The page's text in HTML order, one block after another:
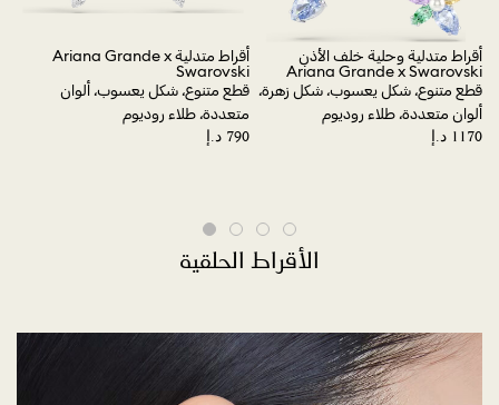
أقراط متدلية Ariana Grande x
Swarovski
قطع متنوع، شكل يعسوب، ألوان
متعددة، طلاء روديوم
أقراط متدلية وحلية خلف الأذن
Ariana Grande x Swarovski
قطع متنوع، شكل يعسوب، شكل زهرة،
ألوان متعددة، طلاء روديوم
الأقراط الحلقية